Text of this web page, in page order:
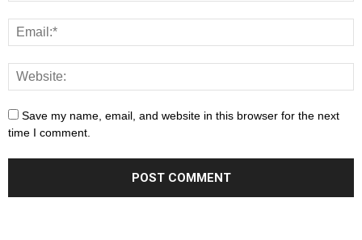
Save my name, email, and website in this browser for the next
time I comment.